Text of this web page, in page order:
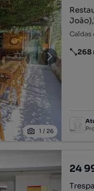
1 / 26
Restaurante Trespasse em
Caldas
268
24